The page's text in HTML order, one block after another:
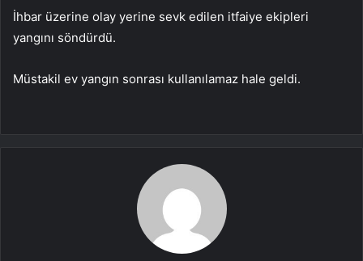
İhbar üzerine olay yerine sevk edilen itfaiye ekipleri
yangını söndürdü.
Müstakil ev yangın sonrası kullanılamaz hale geldi.